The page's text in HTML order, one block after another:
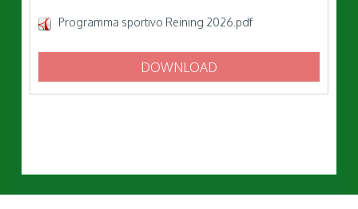
Programma sportivo Reining 2026.pdf
DOWNLOAD